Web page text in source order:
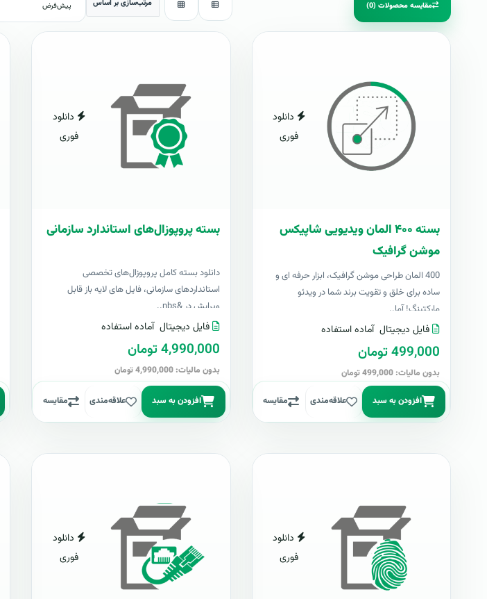
مقایسه محصولات (0) مرتب‌سازی بر اساس
دانلود
فوری
بسته ۴۰۰ المان ویدیویی شاپیکس
موشن گرافیک
400 المان طراحی موشن گرافیک، ابزار حرفه ای و
ساده برای خلق و تقویت برند شما در ویدئو
مارکتینگ! آما..
فایل دیجیتال آماده استفاده
499,000 تومان
بدون مالیات: 499,000 تومان
افزودن به سبد علاقه‌مندی مقایسه
دانلود
فوری
بسته پروپوزال‌های استاندارد سازمانی
دانلود بسته کامل پروپوزال‌های تخصصی
استانداردهای سازمانی، فایل های لایه باز قابل
ویرایش در &nbs..
فایل دیجیتال آماده استفاده
4,990,000 تومان
بدون مالیات: 4,990,000 تومان
افزودن به سبد علاقه‌مندی مقایسه
دانلود
فوری
دانلود
فوری